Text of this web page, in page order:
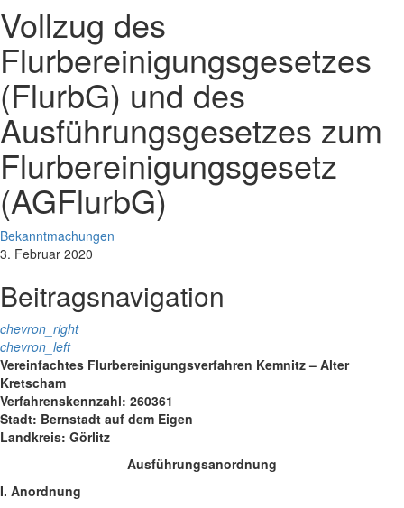
Vollzug des
Flurbereinigungsgesetzes
(FlurbG) und des
Ausführungsgesetzes zum
Flurbereinigungsgesetz
(AGFlurbG)
Bekanntmachungen
3. Februar 2020
Beitragsnavigation
chevron_right
chevron_left
Vereinfachtes Flurbereinigungsverfahren Kemnitz – Alter
Kretscham
Verfahrenskennzahl: 260361
Stadt: Bernstadt auf dem Eigen
Landkreis: Görlitz
Ausführungsanordnung
I. Anordnung